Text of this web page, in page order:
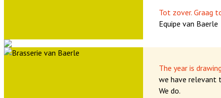
Tot zover. Graag
Equipe van Baerle
The year is
we have relevant
We do.